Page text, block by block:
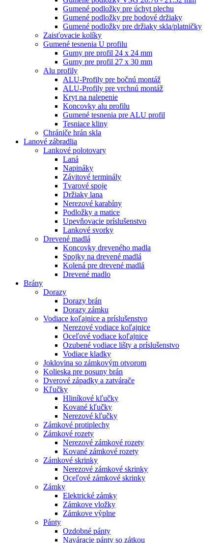
Gumené podložky pre úchyt plechu
Gumené podložky pre bodové držiaky
Gumené podložky pre držiaky skla/platničky
Zaisťovacie kolíky
Gumené tesnenia U profilu
Gumy pre profil 24 x 24 mm
Gumy pre profil 27 x 30 mm
Alu profily
ALU-Profily pre bočnú montáž
ALU-Profily pre vrchnú montáž
Kryt na nalepenie
Koncovky alu profilu
Gumené tesnenia pre ALU profil
Tesniace kliny
Chrániče hrán skla
Lanové zábradlia
Lankové polotovary
Laná
Napináky
Závitové terminály
Tvarové spoje
Držiaky lana
Nerezové karabíny
Podložky a matice
Upevňovacie príslušenstvo
Lankové svorky
Drevené madlá
Koncovky dreveného madla
Spojky na drevené madlá
Kolená pre drevené madlá
Drevené madlo
Brány
Dorazy
Dorazy brán
Dorazy zámku
Vodiace koľajnice a príslušenstvo
Nerezové vodiace koľajnice
Oceľové vodiace koľajnice
Ozubené vodiace lišty a príslušenstvo
Vodiace kladky
Joklovina so zámkovým otvorom
Kolieska pre posuny brán
Dverové západky a zatvárače
Kľučky
Hliníkové kľučky
Kované kľučky
Nerezové kľučky
Zámkové protiplechy
Zámkové rozety
Nerezové zámkové rozety
Kované zámkové rozety
Zámkové skrinky
Nerezové zámkové skrinky
Oceľové zámkové skrinky
Zámky
Elektrické zámky
Zámkove vložky
Zámkove výplne
Pánty
Ozdobné pánty
Naváracie pánty so zátkou